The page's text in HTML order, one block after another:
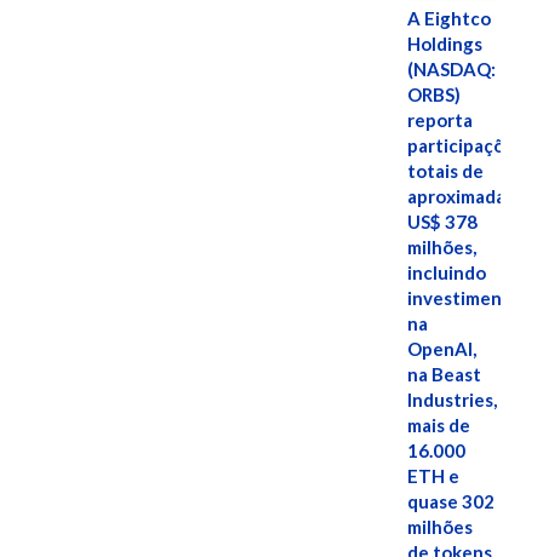
A Eightco
Holdings
(NASDAQ:
ORBS)
reporta
participações
totais de
US$ 378
milhões,
incluindo
investimentos
na
OpenAI,
na Beast
Industries,
mais de
16.000
ETH e
quase 302
milhões
de tokens